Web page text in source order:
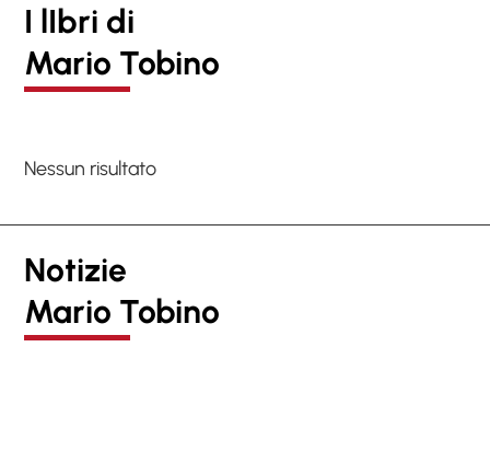
I lIbri di
Mario Tobino
Nessun risultato
Notizie
Mario Tobino